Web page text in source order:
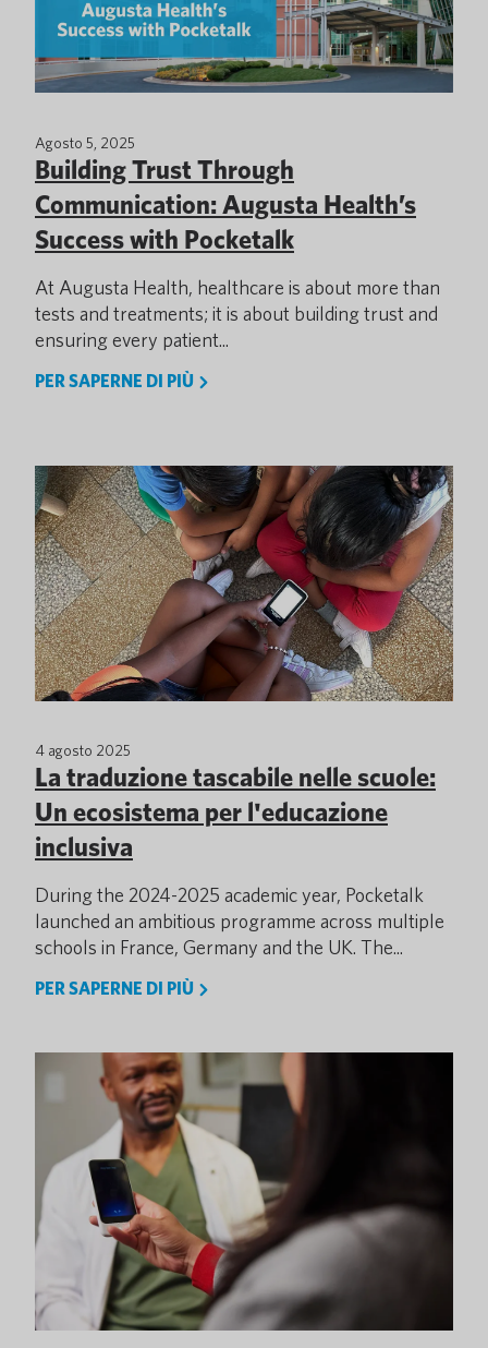
Agosto 5, 2025
Building Trust Through
Communication: Augusta Health’s
Success with Pocketalk
At Augusta Health, healthcare is about more than
tests and treatments; it is about building trust and
ensuring every patient...
PER SAPERNE DI PIÙ
4 agosto 2025
La traduzione tascabile nelle scuole:
Un ecosistema per l'educazione
inclusiva
During the 2024-2025 academic year, Pocketalk
launched an ambitious programme across multiple
schools in France, Germany and the UK. The...
PER SAPERNE DI PIÙ